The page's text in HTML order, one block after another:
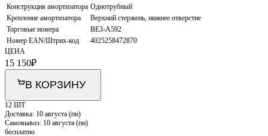
Конструкция амортизатора Однотрубный
Крепление амортизатора
Верхний стержень, нижнее отверстие
Торговые номера
BE3-A592
Номер EAN/Штрих-код
4025258472870
ЦЕНА
15 150₽
В КОРЗИНУ
12 ШТ
Доставка: 10 августа (пн)
Самовывоз: 10 августа (пн)
бесплатно